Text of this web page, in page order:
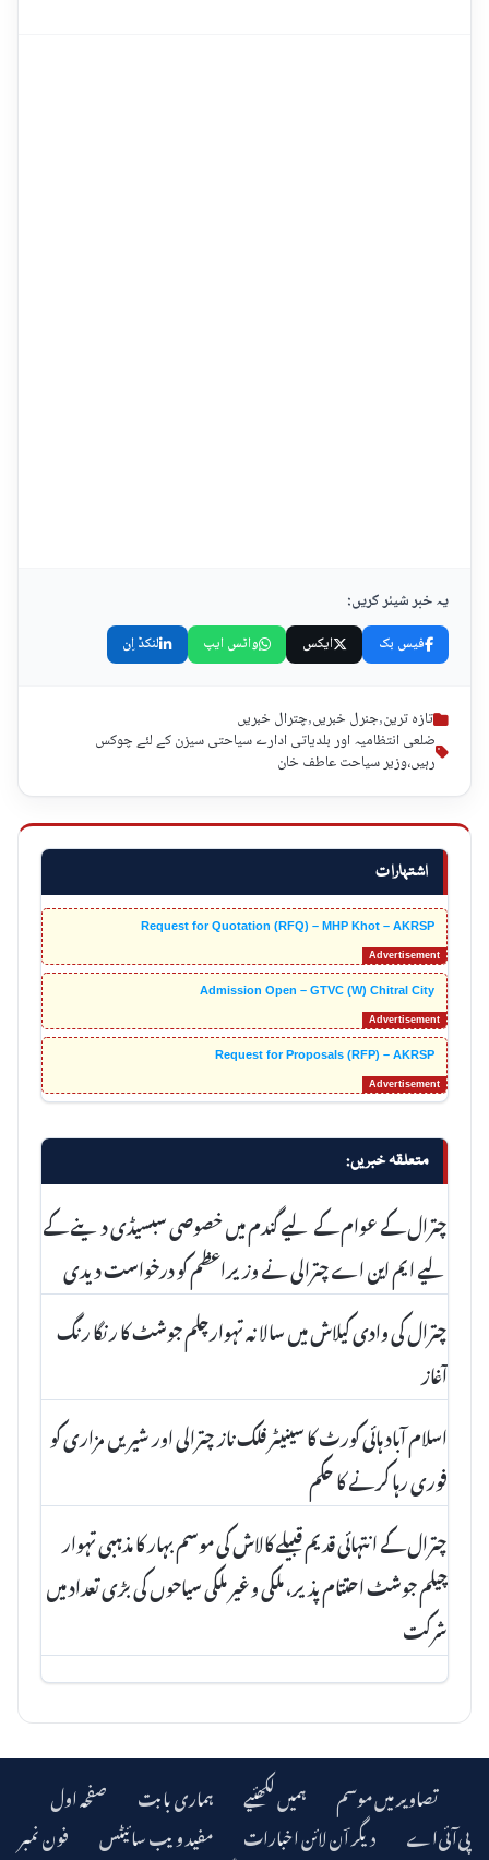
اشتہارات
Request for Quotation (RFQ) – MHP Khot – AKRSP
Admission Open – GTVC (W) Chitral City
Request for Proposals (RFP) – AKRSP
متعلقہ خبریں:
چترال کے عوام کے لیے گندم میں خصوصی سبسیڈی دینے کے
لیے ایم این اے چترالی نے وزیراعظم کو درخواست دیدی
چترال کی وادی کیلاش میں سالانہ تہوارچلم جوشٹ کا رنگا رنگ
آغاز
اسلام آباد ہائی کورٹ کا سینیٹر فلک ناز چترالی اور شیریں مزاری کو
فوری رہا کرنے کا حکم
چترال کے انتہائی قدیم قبیلے کالاش کی موسم بہار کا مذہبی تہوار
چیلم جوشٹ احتتام پذیر، ملکی و غیر ملکی سیاحوں کی بڑی تعداد میں
شرکت
یہ خبر شیئر کریں:
فیس بک ایکس واٹس ایپ لنکڈ اِن
تازہ ترین,جنرل خبریں,چترال خبریں
ضلعی انتظامیہ اور بلدیاتی ادارے سیاحتی سیزن کے لئے چوکس
رہیں،وزیر سیاحت عاطف خان
صفحہ اول ہماری بابت ہمیں لکھئیے
تصاویر میں موسم
فون نمبر
مفید ویب سائیٹس دیگر اؔن لائن اخبارات